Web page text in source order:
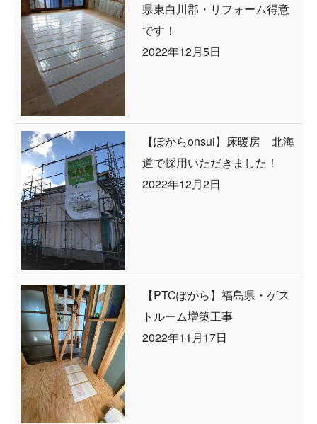
県東白川郡・リフォーム得意
です！
2022年12月5日
【ぽからonsui】床暖房 北海
道で採用いただきました！
2022年12月2日
【PTCぽから】福島県・ゲス
トルーム増築工事
2022年11月17日